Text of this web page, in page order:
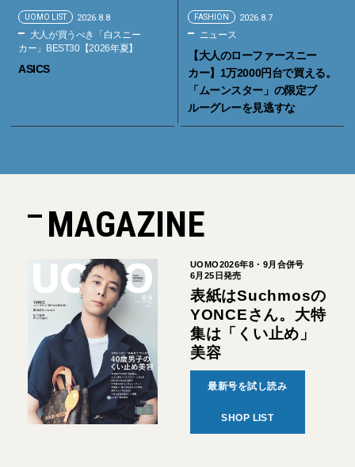
UOMO LIST 2026.8.8
大人が買うべき「白スニー
カー」BEST30【2026年夏】
ASICS
FASHION 2026.8.7
ニュース
【大人のローファースニー
カー】1万2000円台で買える。
「ムーンスター」の限定ブ
ルーグレーを見逃すな
MAGAZINE
UOMO2026年8・9月合併号
6月25日発売
表紙はSuchmosの
YONCEさん。大特
集は「くい止め」
美容
最新号を試し読み
SHOP LIST